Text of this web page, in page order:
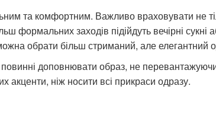
та комфортним. Важливо враховувати не
формальних заходів підійдуть вечірні сукні
обрати більш стриманий, але елегантний
повинні доповнювати образ, не
ніж носити всі прикраси одразу.